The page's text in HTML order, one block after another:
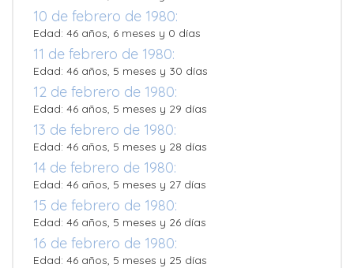
10 de febrero de 1980:
Edad: 46 años, 6 meses y 0 días
11 de febrero de 1980:
Edad: 46 años, 5 meses y 30 días
12 de febrero de 1980:
Edad: 46 años, 5 meses y 29 días
13 de febrero de 1980:
Edad: 46 años, 5 meses y 28 días
14 de febrero de 1980:
Edad: 46 años, 5 meses y 27 días
15 de febrero de 1980:
Edad: 46 años, 5 meses y 26 días
16 de febrero de 1980:
Edad: 46 años, 5 meses y 25 días